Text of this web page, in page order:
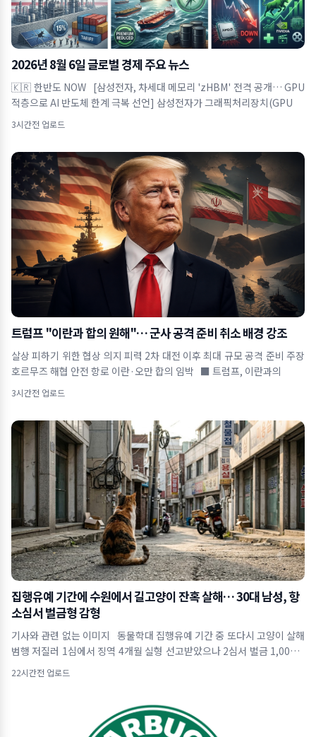
2026년 8월 6일 글로벌 경제 주요 뉴스
🇰🇷 한반도 NOW [삼성전자, 차세대 메모리 'zHBM' 전격 공개… GPU
적층으로 AI 반도체 한계 극복 선언] 삼성전자가 그래픽처리장치(GPU
3시간전 업로드
트럼프 "이란과 합의 원해"… 군사 공격 준비 취소 배경 강조
살상 피하기 위한 협상 의지 피력 2차 대전 이후 최대 규모 공격 준비 주장
호르무즈 해협 안전 항로 이란·오만 합의 임박 ■ 트럼프, 이란과의
3시간전 업로드
집행유예 기간에 수원에서 길고양이 잔혹 살해… 30대 남성, 항
소심서 벌금형 감형
기사와 관련 없는 이미지 동물학대 집행유예 기간 중 또다시 고양이 살해
범행 저질러 1심에서 징역 4개월 실형 선고받았으나 2심서 벌금 1,000만
원으로 감
22시간전 업로드